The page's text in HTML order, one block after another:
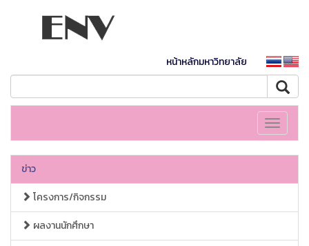
หน้าหลักมหาวิทยาลัย
Toggle
ข่าว
โครงการ/กิจกรรม
ผลงานนักศึกษา